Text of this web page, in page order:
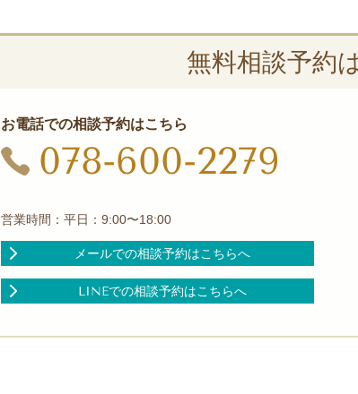
無料相談予約
お電話での相談予約はこちら
078-600-2279
営業時間：平日：9:00〜18:00
メールでの相談予約はこちらへ
LINEでの相談予約はこちらへ